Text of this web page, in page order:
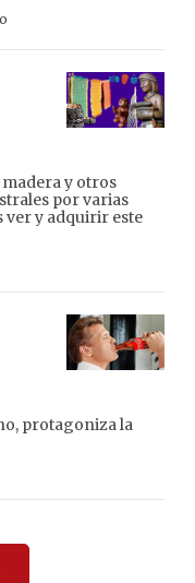
y otros
por varias
y adquirir este
protagoniza la